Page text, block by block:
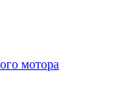
мотора